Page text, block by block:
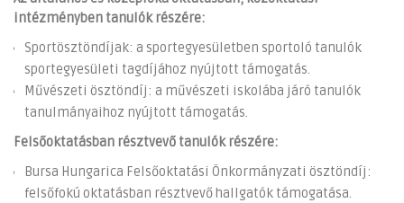
intézményben tanulók részére:
Sportösztöndíjak: a sportegyesületben sportoló tanulók
sportegyesületi tagdíjához nyújtott támogatás.
Művészeti ösztöndíj: a művészeti iskolába járó tanulók
tanulmányaihoz nyújtott támogatás.
Felsőoktatásban résztvevő tanulók részére:
Bursa Hungarica Felsőoktatási Önkormányzati ösztöndíj:
felsőfokú oktatásban résztvevő hallgatók támogatása.